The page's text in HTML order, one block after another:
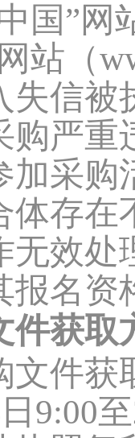
国”网
站（
失信
购严重
加采购
体存
无效处
报名资
件获取
文件获
日 9:00至